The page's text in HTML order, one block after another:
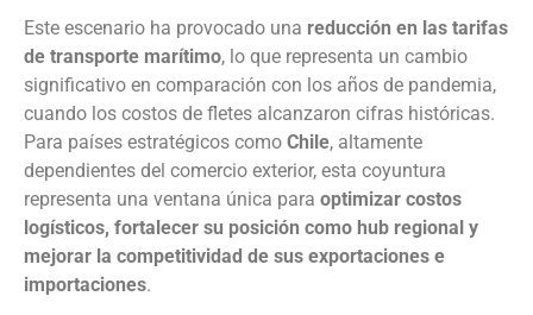
Este escenario ha provocado una reducción en las tarifas
de transporte marítimo, lo que representa un cambio
significativo en comparación con los años de pandemia,
cuando los costos de fletes alcanzaron cifras históricas.
Para países estratégicos como Chile, altamente
dependientes del comercio exterior, esta coyuntura
representa una ventana única para optimizar costos
logísticos, fortalecer su posición como hub regional y
mejorar la competitividad de sus exportaciones e
importaciones.